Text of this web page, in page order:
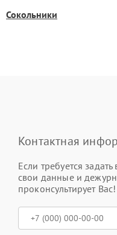
Сокольники
Контактная
Если требуется
свои данные и
проконсультирует Вас!